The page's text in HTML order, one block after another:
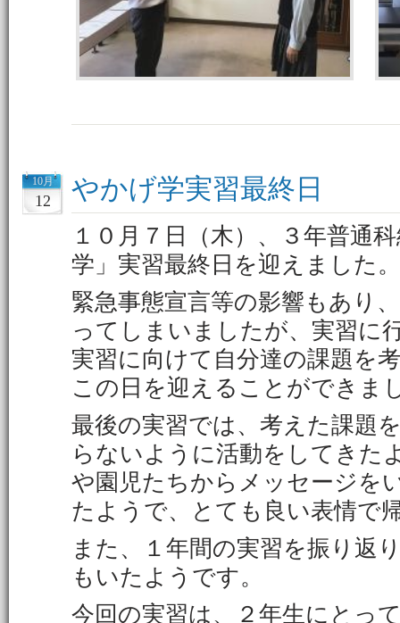
10月
12 やかげ学実習最終日
１０月７日（木）、３年普通
学」実習最終日を迎えました。
緊急事態宣言等の影響もあり
ってしまいましたが、実習に
実習に向けて自分達の課題を
この日を迎えることができま
最後の実習では、考えた課題
らないように活動をしてきた
や園児たちからメッセージを
たようで、とても良い表情で
また、１年間の実習を振り返
もいたようです。
今回の実習は、２年生にとっ